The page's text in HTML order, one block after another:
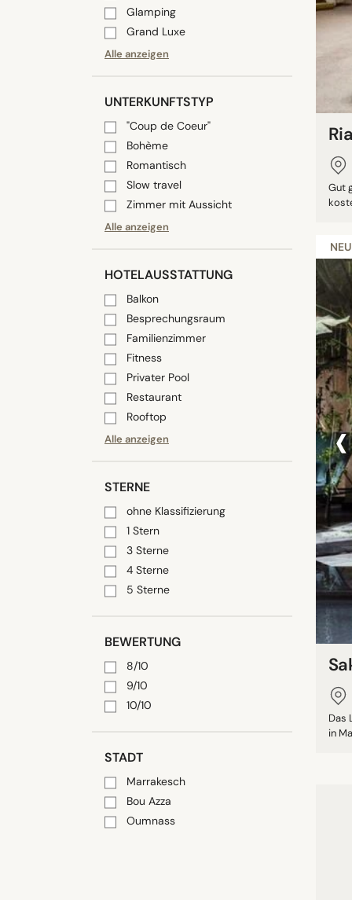
Glamping
Grand Luxe
Alle anzeigen
UNTERKUNFTSTYP
"Coup de Coeur"
Bohème
Romantisch
Slow travel
Zimmer mit Aussicht
Alle anzeigen
HOTELAUSSTATTUNG
Balkon
Besprechungsraum
Familienzimmer
Fitness
Privater Pool
Restaurant
Rooftop
Alle anzeigen
STERNE
ohne Klassifizierung
1 Stern
3 Sterne
4 Sterne
5 Sterne
BEWERTUNG
8/10
9/10
10/10
STADT
Marrakesch
Bou Azza
Oumnass
Gut
NEU
‹
Das
in